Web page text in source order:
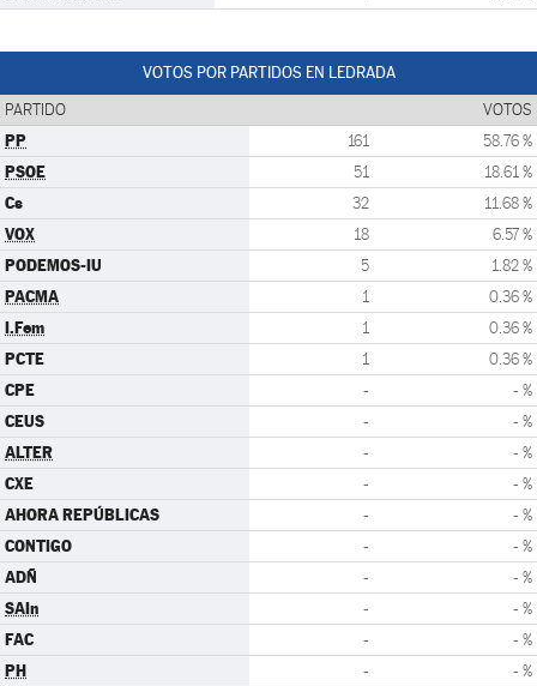
VOTOS POR PARTIDOS EN LEDRADA
PARTIDO VOTOS
PP 161 58.76 %
PSOE 51 18.61 %
Cs 32 11.68 %
VOX 18 6.57 %
PODEMOS-IU 5 1.82 %
PACMA 1 0.36 %
I.Fem 1 0.36 %
PCTE 1 0.36 %
CPE - - %
CEUS - - %
ALTER - - %
CXE - - %
AHORA REPÚBLICAS - - %
CONTIGO - - %
ADÑ - - %
SAIn - - %
FAC - - %
PH - - %